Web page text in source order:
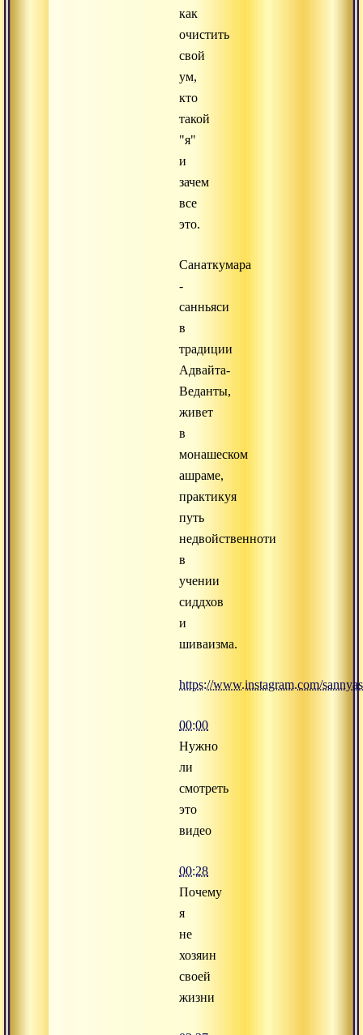
как
очистить
свой
ум,
кто
такой
"я"
и
зачем
все
это.
Санаткумара
-
санньяси
в
традиции
Адвайта-
Веданты,
живет
в
монашеском
ашраме,
практикуя
путь
недвойственноти
в
учении
сиддхов
и
шиваизма.
https://www.instagram.com/
00:00
Нужно
ли
смотреть
это
видео
00:28
Почему
я
не
хозяин
своей
жизни